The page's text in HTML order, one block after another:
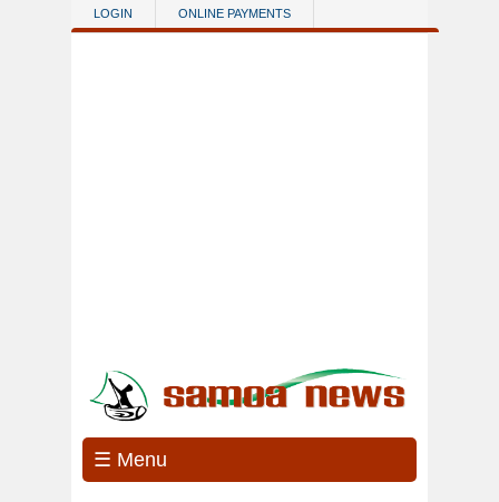
Skip to main content
LOGIN ONLINE PAYMENTS
☰ Menu